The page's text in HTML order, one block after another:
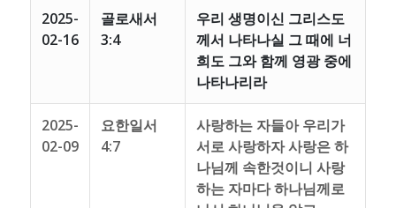
2025-
02-16
골로새서
3:4
우리 생명이신 그리스도
께서 나타나실 그 때에 너
희도 그와 함께 영광 중에
나타나리라
2025-
02-09
요한일서
4:7
사랑하는 자들아 우리가
서로 사랑하자 사랑은 하
나님께 속한것이니 사랑
하는 자마다 하나님께로